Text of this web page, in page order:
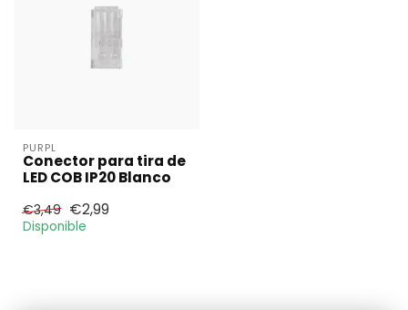
PURPL
Conector para tira de
LED COB IP20 Blanco
€3,49 €2,99
Disponible